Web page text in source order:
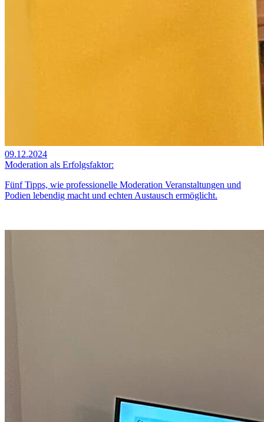
09.12.2024
Moderation als Erfolgsfaktor:
Fünf Tipps, wie professionelle Moderation Veranstaltungen und
Podien lebendig macht und echten Austausch ermöglicht.